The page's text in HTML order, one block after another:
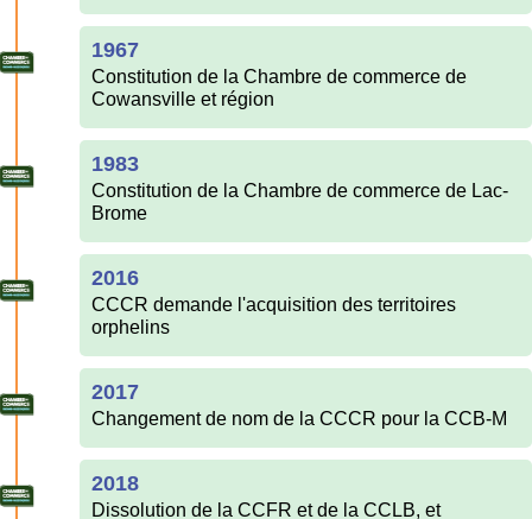
1967
Constitution de la Chambre de commerce de
Cowansville et région
1983
Constitution de la Chambre de commerce de Lac-
Brome
2016
CCCR demande l'acquisition des territoires
orphelins
2017
Changement de nom de la CCCR pour la CCB-M
2018
Dissolution de la CCFR et de la CCLB, et